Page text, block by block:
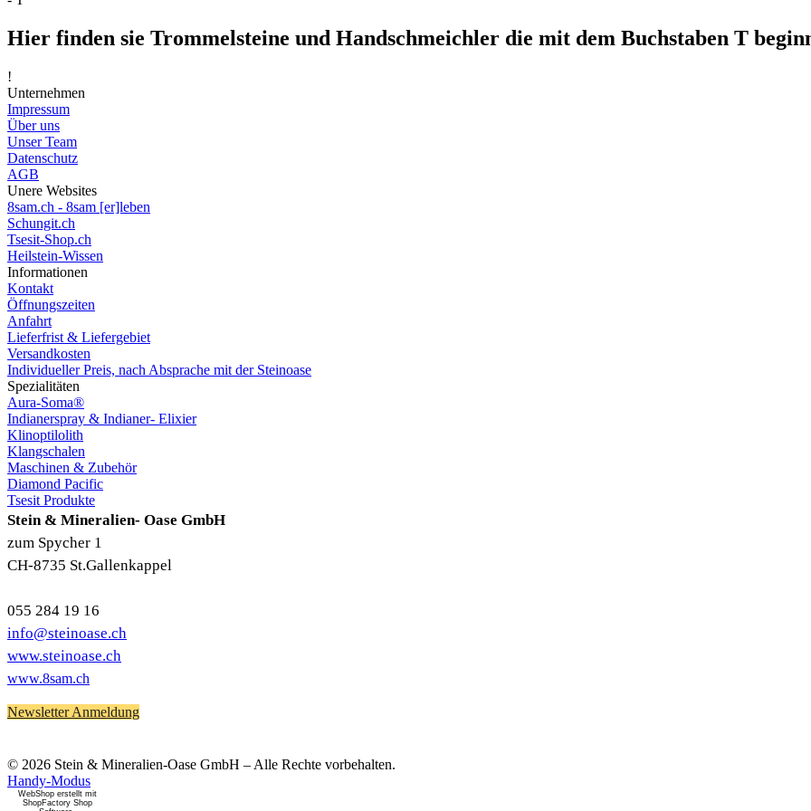
Hier finden sie Trommelsteine und Handschmeichler die mit dem Buchstaben T
!
Unternehmen
Impressum
Über uns
Unser Team
Datenschutz
AGB
Unere Websites
8sam.ch - 8sam [er]leben
Schungit.ch
Tsesit-Shop.ch
Heilstein-Wissen
Informationen
Kontakt
Öffnungszeiten
Anfahrt
Lieferfrist & Liefergebiet
Versandkosten
Individueller Preis, nach Absprache mit der Steinoase
Spezialitäten
Aura-Soma®
Indianerspray & Indianer- Elixier
Klinoptilolith
Klangschalen
Maschinen & Zubehör
Diamond Pacific
Tsesit Produkte
Stein & Mineralien- Oase GmbH
zum Spycher 1
CH-8735 St.Gallenkappel
055 284 19 16
info@steinoase.ch
www.steinoase.ch
www.8sam.ch
Newsletter Anmeldung
© 2026 Stein & Mineralien-Oase GmbH – Alle Rechte vorbehalten.
Handy-Modus
WebShop erstellt mit
ShopFactory Shop